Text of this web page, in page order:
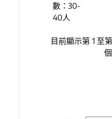
數：30-
40人
目前顯示第 1 至